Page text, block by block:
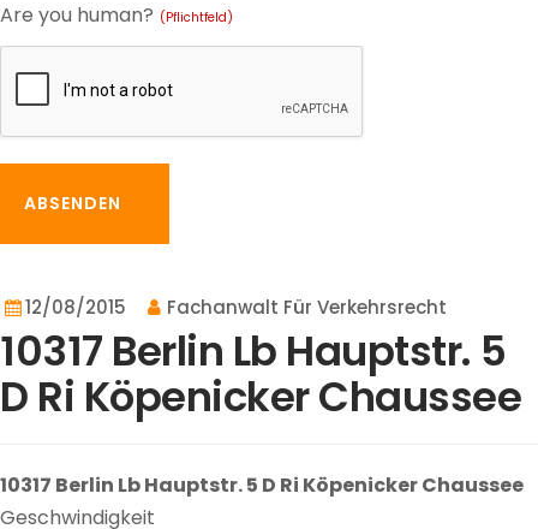
Are you human? (Pflichtfeld)
ABSENDEN
12/08/2015 Fachanwalt Für Verkehrsrecht
10317 Berlin Lb Hauptstr. 5
D Ri Köpenicker Chaussee
10317 Berlin Lb Hauptstr. 5 D Ri Köpenicker Chaussee
Geschwindigkeit